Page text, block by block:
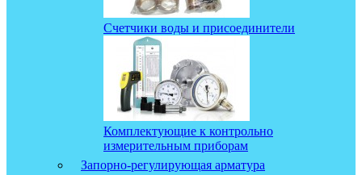
Счетчики воды и присоединители
Комплектующие к контрольно
измерительным приборам
Запорно-регулирующая арматура